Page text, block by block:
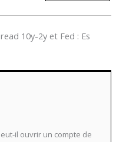
10y-2y et Fed : Es
il ouvrir un compte de